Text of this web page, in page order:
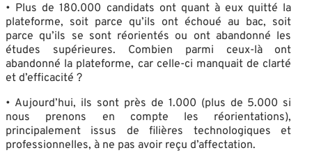
• Plus de 180.000 candidats ont quant à eux quitté la
plateforme, soit parce qu’ils ont échoué au bac, soit
parce qu’ils se sont réorientés ou ont abandonné les
études supérieures. Combien parmi ceux-là ont
abandonné la plateforme, car celle-ci manquait de clarté
et d’efficacité ?
• Aujourd’hui, ils sont près de 1.000 (plus de 5.000 si
nous prenons en compte les réorientations),
principalement issus de filières technologiques et
professionnelles, à ne pas avoir reçu d’affectation.